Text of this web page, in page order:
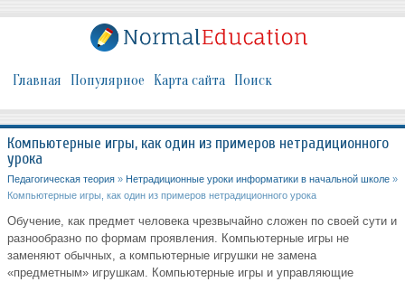
Главная Популярное Карта сайта Поиск
Компьютерные игры, как один из примеров нетрадиционного
урока
Педагогическая теория » Нетрадиционные уроки информатики в начальной школе »
Компьютерные игры, как один из примеров нетрадиционного урока
Обучение, как предмет человека чрезвычайно сложен по своей сути и
разнообразно по формам проявления. Компьютерные игры не
заменяют обычных, а компьютерные игрушки не замена
«предметным» игрушкам. Компьютерные игры и управляющие